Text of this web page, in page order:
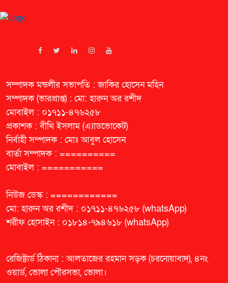
সম্পাদক মন্ডলীর সভাপতি : জাকির হোসেন মহিন
সম্পাদক (ভারপ্রাপ্ত) : মো: হারুন অর রশীদ
মোবাইল : ০১৭১১-৪৭৬২৫৮
প্রকাশক : বীথি ইসলাম (এ্যাডভোকেট)
নির্বাহী সম্পাদক : মোঃ আবুল হোসেন
বার্তা সম্পাদক : ==========
মোবাইল : ===========
নিউজ ডেস্ক : ============
মো: হারুন অর রশীদ : ০১৭১১-৪৭৬২৫৮ (whatsApp)
শরীফ হোসাইন : ০১৮১৪-৭৯৪৬১৮ (whatsApp)
রেজিষ্ট্রার্ড ঠিকানা : আলতাজের রহমান সড়ক (চরনোয়াবাদ), ৪নং
ওয়ার্ড, ভোলা পৌরসভা, ভোলা।